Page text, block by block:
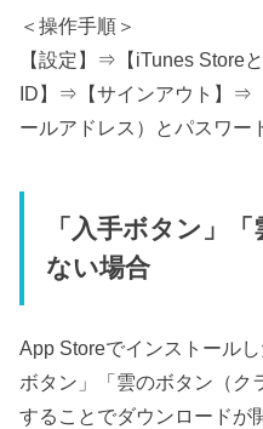
＜操作手順＞
【設定】⇒【iTunes Store
ID】⇒【サインアウト】⇒
ールアドレス）とパスワー
「入手ボタン」
ない場合
App Storeでインストール
ボタン」「雲のボタン（ク
することでダウンロードが